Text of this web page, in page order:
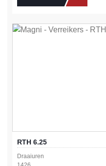
RTH 6.25
Draaiuren